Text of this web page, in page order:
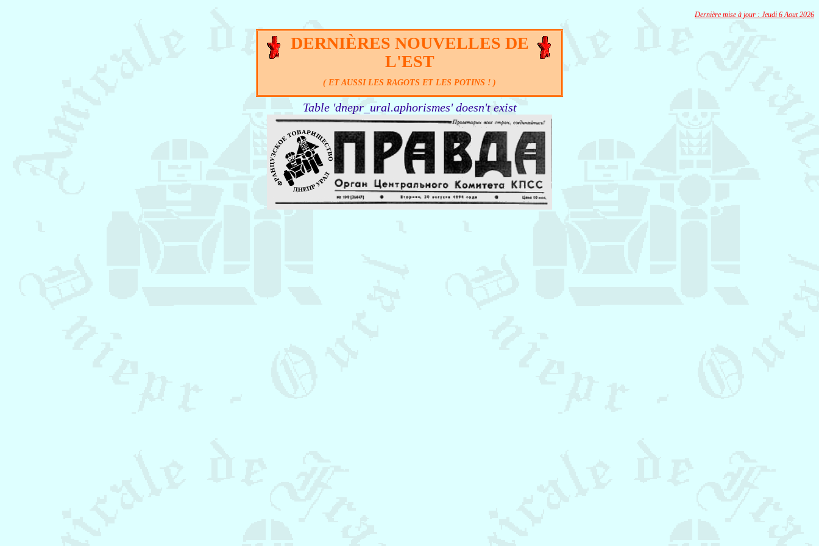
Dernière mise à jour : Jeudi 6 Aout 2026
DERNIÈRES NOUVELLES DE
L'EST
( ET AUSSI LES RAGOTS ET LES POTINS ! )
Table 'dnepr_ural.aphorismes' doesn't exist